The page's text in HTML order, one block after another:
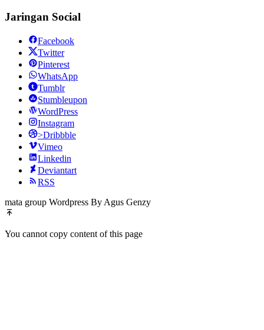
Jaringan Social
Facebook
Twitter
Pinterest
WhatsApp
Tumblr
Stumbleupon
WordPress
Instagram
>Dribbble
Vimeo
Linkedin
Deviantart
RSS
mata group Wordpress By Agus Genzy
You cannot copy content of this page